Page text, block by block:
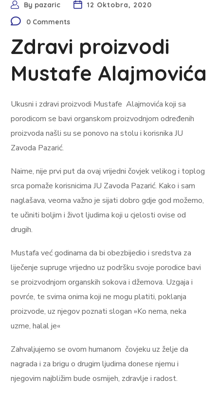
By pazaric
12 Oktobra, 2020
0 Comments
Zdravi proizvodi
Mustafe Alajmovića
Ukusni i zdravi proizvodi Mustafe Alajmovića koji sa
porodicom se bavi organskom proizvodnjom određenih
proizvoda našli su se ponovo na stolu i korisnika JU
Zavoda Pazarić.
Naime, nije prvi put da ovaj vrijedni čovjek velikog i toplog
srca pomaže korisnicima JU Zavoda Pazarić. Kako i sam
naglašava, veoma važno je sijati dobro gdje god možemo,
te učiniti boljim i život ljudima koji u cjelosti ovise od
drugih.
Mustafa već godinama da bi obezbijedio i sredstva za
liječenje supruge vrijedno uz podršku svoje porodice bavi
se proizvodnjom organskih sokova i džemova. Uzgaja i
povrće, te svima onima koji ne mogu platiti, poklanja
proizvode, uz njegov poznati slogan »Ko nema, neka
uzme, halal je«
Zahvaljujemo se ovom humanom čovjeku uz želje da
nagrada i za brigu o drugim ljudima donese njemu i
njegovim najbližim bude osmijeh, zdravlje i radost.